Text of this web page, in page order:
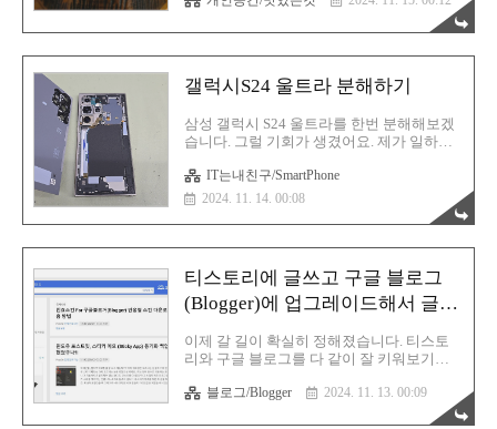
점을 찾았고 일주일 이후 방문해 보았습니
다. 아직 검증되지 않은 곳이기에 혼자 가려
고 했는데 모임에서 이야기를 하니 한 분께
기칸을 방문했습니다. 위치는 이곳입니다.
다 싶어서 제가 만점 리뷰를 하나 남겼습니
다. 아니~ 우나기칸은 원래 빠르게 나오는 음
가봐요. 손님이 한참 북적거릴때는 그럴수도
있겠다 싶군요. 아무튼 저는 굉장히 마음에
들었던 음식점입니다. 일단 우나기칸 대전본
갤럭시S24 울트라 분해하기
삼성 갤럭시 S24 울트라를 한번 분해해보겠
습니다. 그럴 기회가 생겼어요. 제가 일하는
마트폰을 진짜 토나올 정도로 분해조립 하고
있습니다. 그런데 진짜 저는 이런 IT 기기를
분리하고 조립하는게 적성이 맞는 모양이에
요. 시간 가는 줄 모르고 일을 하고 있는 요즘
입니다. 갤럭시S24가 출시된지 아직 1년이
습니다. 그럴 기회가 생겼어요. 제가 일하는
카테고리가 이쪽이거든요. 하핫! 그래서 스
마트폰을 진짜 토나올 정도로 분해조립 하고
있습니다. 그런데 진짜 저는 이런 IT 기기를
분리하고 조립하는게 적성이 맞는 모양이에
요. 시간 가는 줄 모르고 일을 하고 있는 요즘
입니다. 갤럭시S24가 출시된지 아직 1년이
IT는내친구/SmartPhone
2024. 11. 14. 00:08
티스토리에 글쓰고 구글 블로그
(Blogger)에 업그레이드해서 글을
이제 갈 길이 확실히 정해졌습니다. 티스토
리와 구글 블로그를 다 같이 잘 키워보기로
생각을 하고 있었지만 한 가지 복병이 있었
네요. 구글 블로그의 경우에는 콘텐츠에 상
블로그/Blogger 2024. 11. 13. 00:09